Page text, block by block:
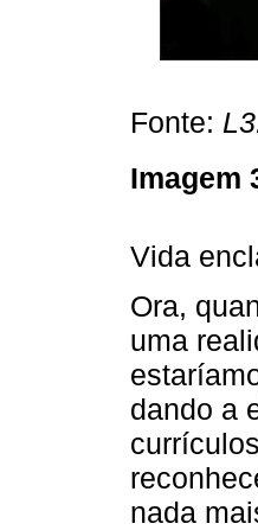
Fonte:
Imagem
Vida
Ora,
uma
dando a
nada